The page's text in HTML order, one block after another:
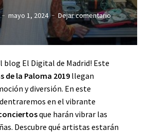
mayo 1, 2024 Dejar comentario
blog El Digital de Madrid! Este
de la Paloma 2019 llegan
y diversión. En este
en el vibrante
que harán vibrar las
Descubre qué artistas estarán